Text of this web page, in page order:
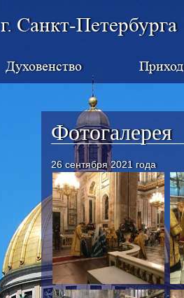
Санкт-Петербурга
Духовенство Приход
Фотогалерея
26 сентября 2021 года